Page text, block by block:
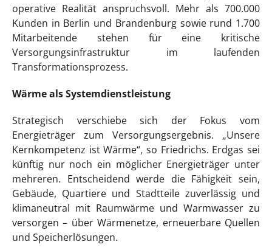
operative Realität anspruchsvoll. Mehr als 700.000
Kunden in Berlin und Brandenburg sowie rund 1.700
Mitarbeitende stehen für eine kritische
Versorgungsinfrastruktur im laufenden
Transformationsprozess.
Wärme als Systemdienstleistung
Strategisch verschiebe sich der Fokus vom
Energieträger zum Versorgungsergebnis. „Unsere
Kernkompetenz ist Wärme“, so Friedrichs. Erdgas sei
künftig nur noch ein möglicher Energieträger unter
mehreren. Entscheidend werde die Fähigkeit sein,
Gebäude, Quartiere und Stadtteile zuverlässig und
klimaneutral mit Raumwärme und Warmwasser zu
versorgen – über Wärmenetze, erneuerbare Quellen
und Speicherlösungen.